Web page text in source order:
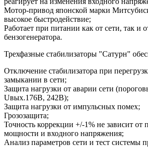
Мотор-привод японской марки
высокое быстродействие;
Работает при питании как от сети, так и
бензогенератора.
Трехфазные стабилизаторы "Сатурн"
Отключение стабилизатора при
замыкании в сети;
Защита нагрузки от аварии сети
Uвых.176В, 242В);
Защита нагрузки от импульсных помех;
Грозозащита;
Точность коррекции +/-1% не зависит от
мощности и входного напряжения;
Анализ параметров сети и тест системы